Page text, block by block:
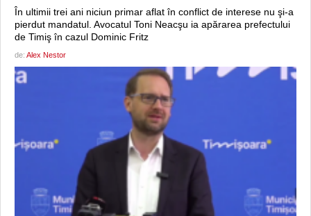
În ultimii trei ani niciun primar aflat în conflict de interese nu şi-a
pierdut mandatul. Avocatul Toni Neacşu ia apărarea prefectului
de Timiş în cazul Dominic Fritz
de: Alex Nestor